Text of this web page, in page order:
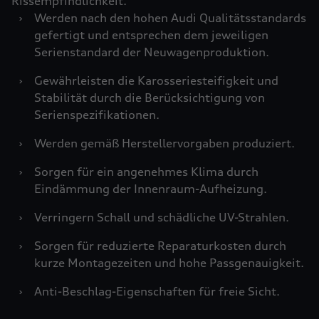
›
Werden nach den hohen Audi Qualitätsstandards
gefertigt und entsprechen dem jeweiligen
Serienstandard der Neuwagenproduktion.
›
Gewährleisten die Karosseriesteifigkeit und
Stabilität durch die Berücksichtigung von
Serienspezifikationen.
›
Werden gemäß Herstellervorgaben produziert.
›
Sorgen für ein angenehmes Klima durch
Eindämmung der Innenraum-Aufheizung.
›
Verringern Schall und schädliche UV-Strahlen.
›
Sorgen für reduzierte Reparaturkosten durch
kurze Montagezeiten und hohe Passgenauigkeit.
›
Anti-Beschlag-Eigenschaften für freie Sicht.